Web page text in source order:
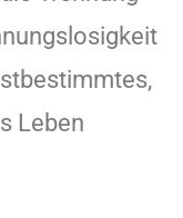
Leben